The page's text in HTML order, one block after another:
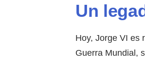
Un
Hoy, Jorge VI es
Guerra Mundial,